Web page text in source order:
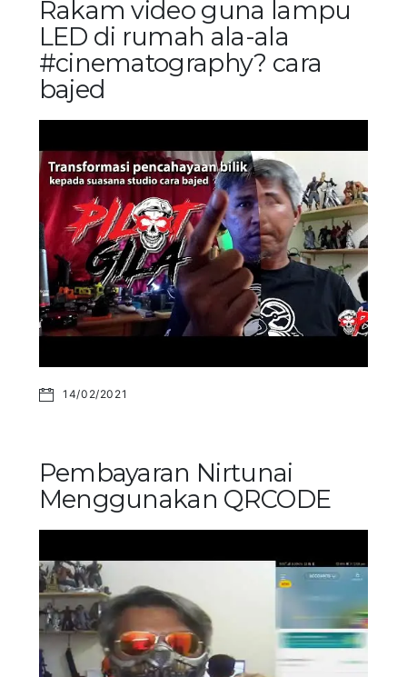
Rakam video guna lampu
LED di rumah ala-ala
#cinematography? cara
bajed
14/02/2021
Pembayaran Nirtunai
Menggunakan QRCODE